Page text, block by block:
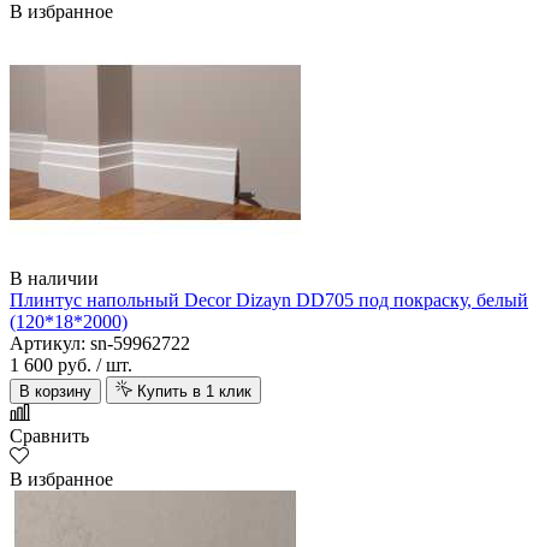
В избранное
В наличии
Плинтус напольный Decor Dizayn DD705 под покраску, белый
(120*18*2000)
Артикул: sn-59962722
1 600 руб. / шт.
В корзину Купить в 1 клик
Сравнить
В избранное